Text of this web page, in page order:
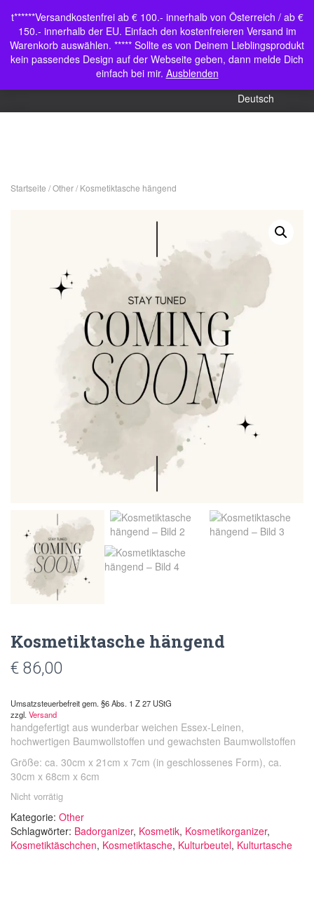
t******Versandkostenfrei ab € 100.- innerhalb von Österreich / ab €
150.- innerhalb der EU. Einfach den kostenfreieren Versand im
Warenkorb auswählen. ***** Sollte es von Deinem Lieblingsprodukt
kein passendes Design auf der Webseite geben, dann melde Dich
einfach bei mir. Ausblenden
Shop
Mein Konto
Deutsch
Navigation umschalten
Startseite /Other/ Kosmetiktasche hängend
Kosmetiktasche hängend
€ 86,00
Umsatzsteuerbefreit gem. §6 Abs. 1 Z 27 UStG
zzgl. Versand
handgefertigt aus wunderbar weichen Essex-Leinen,
hochwertigen Baumwollstoffen und gewachsten Baumwollstoffen
Größe: ca. 30cm x 21cm x 7cm (in geschlossenes Form), ca.
30cm x 68cm x 6cm
Nicht vorrätig
Kategorie: Other
Schlagwörter: Badorganizer, Kosmetik, Kosmetikorganizer,
Kosmetiktäschchen, Kosmetiktasche, Kulturbeutel, Kulturtasche